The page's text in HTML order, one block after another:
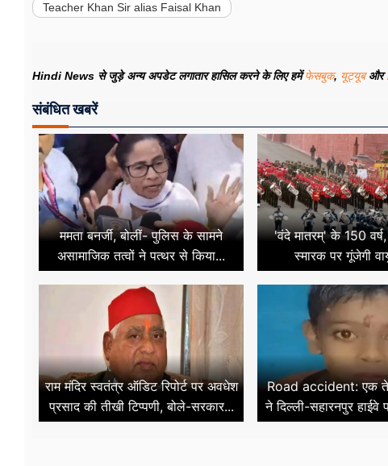
Teacher Khan Sir alias Faisal Khan
Hindi News से जुड़े अन्य अपडेट लगातार हासिल करने के लिए हमेंफेसबुक, यूट्यूबऔर
संबंधित खबरें
ममता बनर्जी, बोलीं- पुलिस के सामने
असामाजिक तत्वों ने पत्थर से किया...
'वंदे मातरम्' के 150 वर्ष,
स्मारक पर गूंजेगी
राम मंदिर स्वतंत्र ऑडिट रिपोर्ट पर अवधेश
प्रसाद की तीखी टिप्पणी, बोले-सरकार...
Road accident: एक
ने दिल्ली-सहारनपुर हाईवे